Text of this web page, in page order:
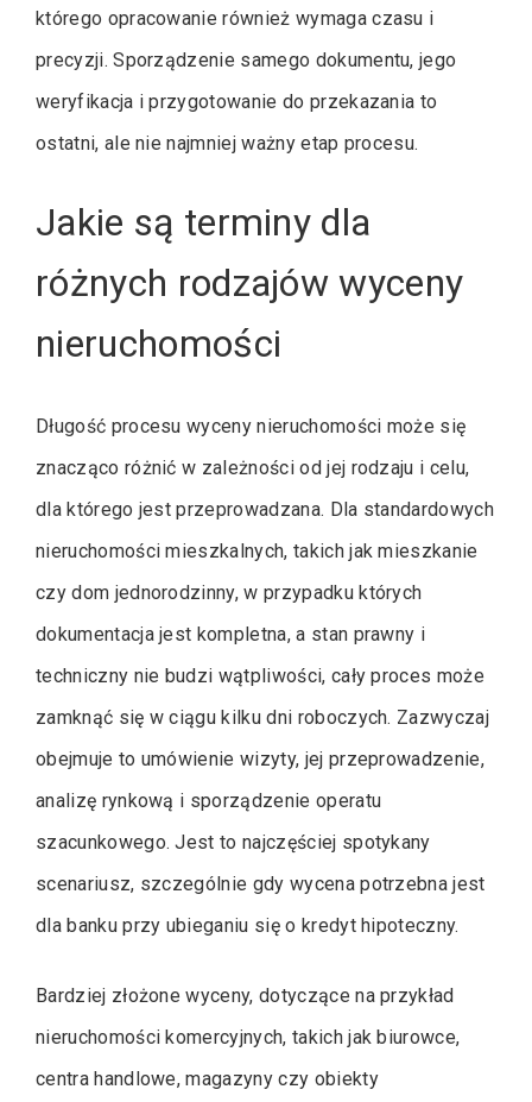
którego opracowanie również wymaga czasu i
precyzji. Sporządzenie samego dokumentu, jego
weryfikacja i przygotowanie do przekazania to
ostatni, ale nie najmniej ważny etap procesu.
Jakie są terminy dla
różnych rodzajów wyceny
nieruchomości
Długość procesu wyceny nieruchomości może się
znacząco różnić w zależności od jej rodzaju i celu,
dla którego jest przeprowadzana. Dla standardowych
nieruchomości mieszkalnych, takich jak mieszkanie
czy dom jednorodzinny, w przypadku których
dokumentacja jest kompletna, a stan prawny i
techniczny nie budzi wątpliwości, cały proces może
zamknąć się w ciągu kilku dni roboczych. Zazwyczaj
obejmuje to umówienie wizyty, jej przeprowadzenie,
analizę rynkową i sporządzenie operatu
szacunkowego. Jest to najczęściej spotykany
scenariusz, szczególnie gdy wycena potrzebna jest
dla banku przy ubieganiu się o kredyt hipoteczny.
Bardziej złożone wyceny, dotyczące na przykład
nieruchomości komercyjnych, takich jak biurowce,
centra handlowe, magazyny czy obiekty